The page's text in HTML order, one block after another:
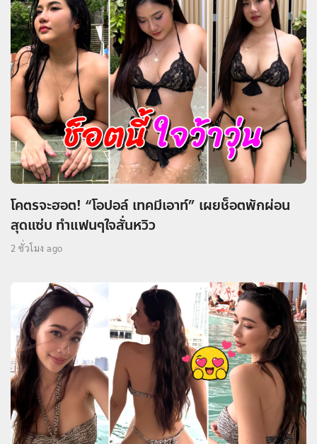
โคตรจะฮอต! “โอปอล์ เทคมีเอาท์” เผยช็อตพักผ่อน
สุดแซ่บ ทำแฟนๆใจสั่นหวิว
2 ชั่วโมง ago